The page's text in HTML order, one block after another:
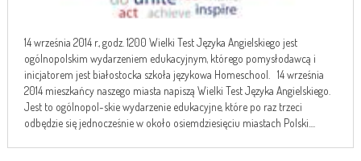
14 września 2014 r., godz. 1200 Wielki Test Języka Angielskiego jest
ogólnopolskim wydarzeniem edukacyjnym, którego pomysłodawcą i
inicjatorem jest białostocka szkoła językowa Homeschool. 14 września
2014 mieszkańcy naszego miasta napiszą Wielki Test Języka Angielskiego.
Jest to ogólnopol-skie wydarzenie edukacyjne, które po raz trzeci
odbędzie się jednocześnie w około osiemdziesięciu miastach Polski....